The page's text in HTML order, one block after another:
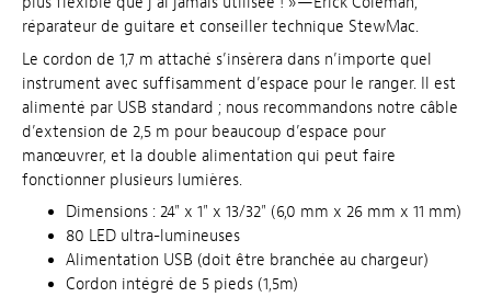
réparateur de guitare et conseiller technique StewMac.
Le cordon de 1,7 m attaché s’insèrera dans n’importe quel
instrument avec suffisamment d’espace pour le ranger. Il est
alimenté par USB standard ; nous recommandons notre câble
d’extension de 2,5 m pour beaucoup d’espace pour
manœuvrer, et la double alimentation qui peut faire
fonctionner plusieurs lumières.
Dimensions : 24" x 1" x 13/32" (6,0 mm x 26 mm x 11 mm)
80 LED ultra-lumineuses
Alimentation USB (doit être branchée au chargeur)
Cordon intégré de 5 pieds (1,5m)